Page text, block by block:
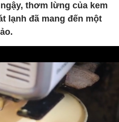
thơm lừng của kem
lạnh đã mang đến một